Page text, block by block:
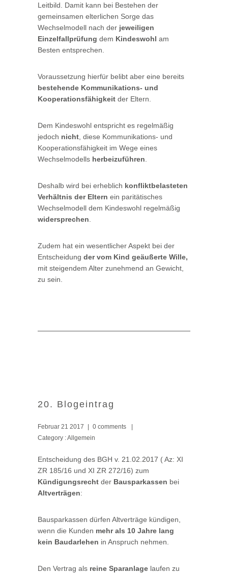
Leitbild. Damit kann bei Bestehen der
gemeinsamen elterlichen Sorge das
Wechselmodell nach der jeweiligen
Einzelfallprüfung dem Kindeswohl am
Besten entsprechen.
Voraussetzung hierfür belibt aber eine bereits
bestehende Kommunikations- und
Kooperationsfähigkeit der Eltern.
Dem Kindeswohl entspricht es regelmäßig
jedoch nicht, diese Kommunikations- und
Kooperationsfähigkeit im Wege eines
Wechselmodells herbeizuführen.
Deshalb wird bei erheblich konfliktbelasteten
Verhältnis der Eltern ein paritätisches
Wechselmodell dem Kindeswohl regelmäßig
widersprechen.
Zudem hat ein wesentlicher Aspekt bei der
Entscheidung der vom Kind geäußerte Wille,
mit steigendem Alter zunehmend an Gewicht,
zu sein.
20. Blogeintrag
Februar 21 2017 0 comments
Category :Allgemein
Entscheidung des BGH v. 21.02.2017 ( Az: XI
ZR 185/16 und XI ZR 272/16) zum
Kündigungsrecht der Bausparkassen bei
Altverträgen:
Bausparkassen dürfen Altverträge kündigen,
wenn die Kunden mehr als 10 Jahre lang
kein Baudarlehen in Anspruch nehmen.
Den Vertrag als reine Sparanlage laufen zu